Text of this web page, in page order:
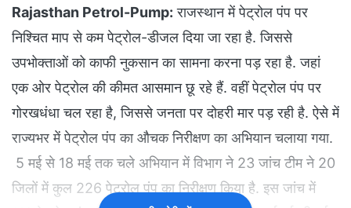
Rajasthan Petrol-Pump: राजस्थान में पेट्रोल पंप पर
निश्चित माप से कम पेट्रोल-डीजल दिया जा रहा है. जिससे
उपभोक्ताओं को काफी नुकसान का सामना करना पड़ रहा है. जहां
एक ओर पेट्रोल की कीमत आसमान छू रहे हैं. वहीं पेट्रोल पंप पर
गोरखधंधा चल रहा है, जिससे जनता पर दोहरी मार पड़ रही है. ऐसे में
राज्यभर में पेट्रोल पंप का औचक निरीक्षण का अभियान चलाया गया.
5 मई से 18 मई तक चले अभियान में विभाग ने 23 जांच टीम ने 20
जिलों में कुल 226 पेट्रोल पंप का निरीक्षण किया है. इस जांच में